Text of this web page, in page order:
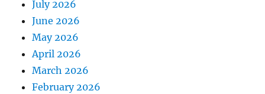
July 2026
June 2026
May 2026
April 2026
March 2026
February 2026